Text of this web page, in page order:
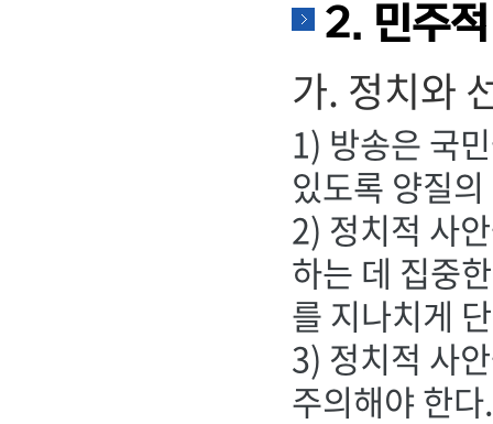
2. 민주
가. 정치와
1) 방송은 국
있도록 양질
2) 정치적 사
하는 데 집중
를 지나치게
3) 정치적 사
주의해야 한